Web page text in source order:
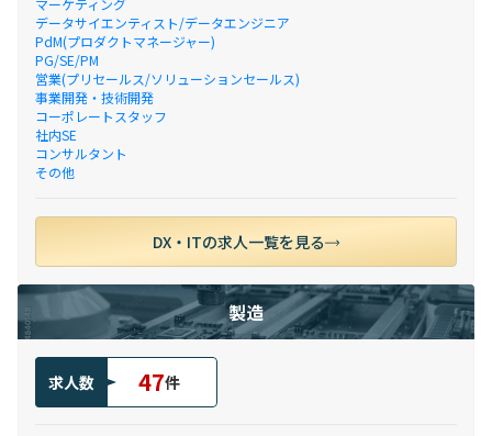
マーケティング
データサイエンティスト/データエンジニア
PdM(プロダクトマネージャー)
PG/SE/PM
営業(プリセールス/ソリューションセールス)
事業開発・技術開発
コーポレートスタッフ
社内SE
コンサルタント
その他
DX・ITの求人一覧を見る
製造
求人数 47件